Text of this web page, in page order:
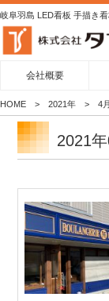
岐阜羽島 LED看板 手描き
会社概要
HOME 2021年 4月
2021